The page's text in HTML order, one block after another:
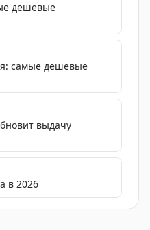
дешевые
самые дешевые
выдачу
в 2026